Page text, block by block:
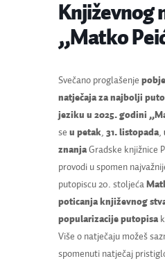
Književnog
„Matko
Svečano proglašenje
natječaja za najbolji
jeziku u 2025. godini
se u petak 31. listopada,
znanjaGradske knjižnice
provodi u spomen
putopiscu 20. stoljeća
poticanja književnog
popularizacije putopisa
Više o natječaju možeš
spomenuti natječaj